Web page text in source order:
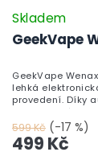
GeekVape
Skladem
599 Kč (-17 %)
499 Kč
GeekVape
lehká
provedení. Díky
a spolehlivé
pohodlné